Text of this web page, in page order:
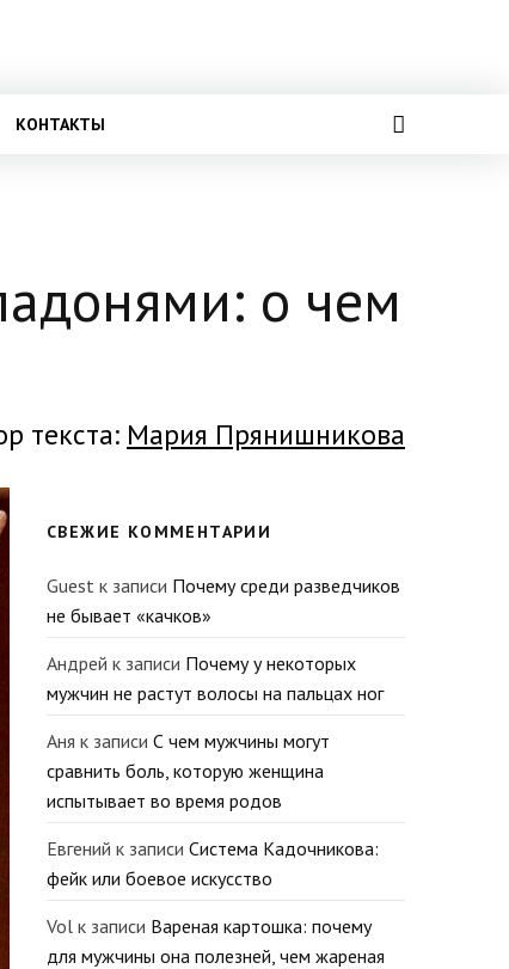
КОНТАКТЫ
о чем
текста: Мария Прянишникова
СВЕЖИЕ КОММЕНТАРИИ
Guest к записи Почему среди разведчиков
не бывает «качков»
Андрей к записи Почему у некоторых
мужчин не растут волосы на пальцах ног
Аня к записи С чем мужчины могут
сравнить боль, которую женщина
испытывает во время родов
Евгений к записи Система Кадочникова:
фейк или боевое искусство
Vol к записи Вареная картошка: почему
для мужчины она полезней, чем жареная